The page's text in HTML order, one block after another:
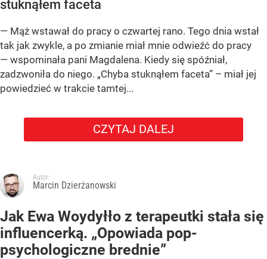
stuknąłem faceta
— Mąż wstawał do pracy o czwartej rano. Tego dnia wstał
tak jak zwykle, a po zmianie miał mnie odwieźć do pracy
— wspominała pani Magdalena. Kiedy się spóźniał,
zadzwoniła do niego. „Chyba stuknąłem faceta” – miał jej
powiedzieć w trakcie tamtej...
CZYTAJ DALEJ
Autor:
Marcin Dzierżanowski
Jak Ewa Woydyłło z terapeutki stała się
influencerką. „Opowiada pop-
psychologiczne brednie”